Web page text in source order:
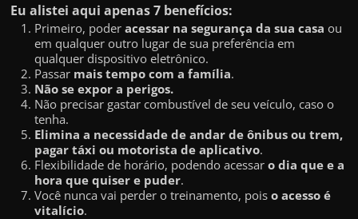
Eu alistei aqui apenas 7 benefícios:
Primeiro, poderacessar na segurança da sua casa ou
em qualquer outro lugar de sua preferência em
qualquer dispositivo eletrônico.
Passar mais tempo com a família.
Não se expor a perigos.
Não precisar gastar combustível de seu veículo, caso o
tenha.
Elimina a necessidade de andar de ônibus ou trem,
pagar táxi ou motorista de aplicativo.
Flexibilidade de horário, podendo acessaro dia que e a
hora que quiser e puder.
Você nunca vai perder o treinamento, poiso acesso é
vitalício.